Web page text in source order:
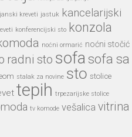
kreveti jastuk kancelarijski
konferencijski sto konzola
noćni ormarić noćni stočić
radni sto sofasofa sa
stalak za novine sto stolice
tepih trpezarijske stolice
tv komode vešalica vitrina